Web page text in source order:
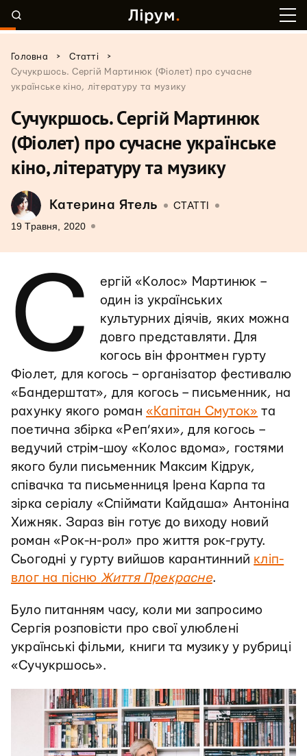
Головна > Статті
>
Сучукршось. Сергій Мартинюк (Фіолет) про сучасне
українське кіно, літературу та музику
Сучукршось. Сергій Мартинюк
(Фіолет) про сучасне українське
кіно, літературу та музику
Катерина Ятель СТАТТІ
19 Травня, 2020
С
ергій «Колос» Мартинюк –
один із українських
культурних діячів, яких можна
довго представляти. Для
когось він фронтмен гурту
Фіолет, для когось – організатор фестивалю
«Бандерштат», для когось – письменник, на
рахунку якого роман «Капітан Смуток» та
поетична збірка «Реп’яхи», для когось –
ведучий стрім-шоу «Колос вдома», гостями
якого були письменник Максим Кідрук,
співачка та письменниця Ірена Карпа та
зірка серіалу «Спіймати Кайдаша» Антоніна
Хижняк. Зараз він готує до виходу новий
роман «Рок-н-рол» про життя рок-груту.
Сьогодні у гурту вийшов карантинний кліп-
влог на пісню Життя Прекрасне.
Було питанням часу, коли ми запросимо
Сергія розповісти про свої улюблені
українські фільми, книги та музику у рубриці
«Сучукршось».